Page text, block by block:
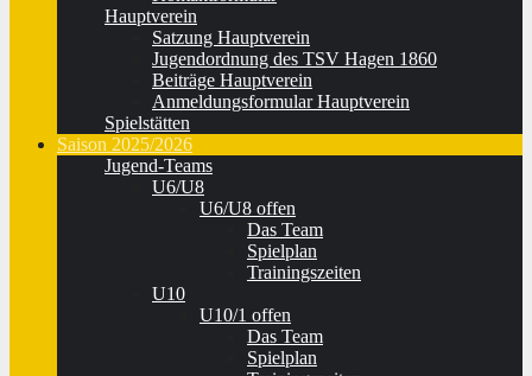
Hauptverein
Satzung Hauptverein
Jugendordnung des TSV Hagen 1860
Beiträge Hauptverein
Anmeldungsformular Hauptverein
Spielstätten
Saison 2025/2026
Jugend-Teams
U6/U8
U6/U8 offen
Das Team
Spielplan
Trainingszeiten
U10
U10/1 offen
Das Team
Spielplan